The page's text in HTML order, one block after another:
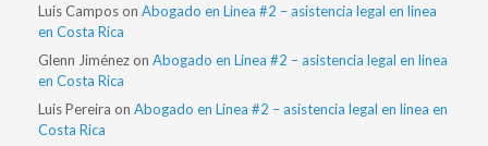
Luis Campos on Abogado en Linea #2 – asistencia legal en linea
en Costa Rica
Glenn Jiménez on Abogado en Linea #2 – asistencia legal en linea
en Costa Rica
Luis Pereira on Abogado en Linea #2 – asistencia legal en linea en
Costa Rica